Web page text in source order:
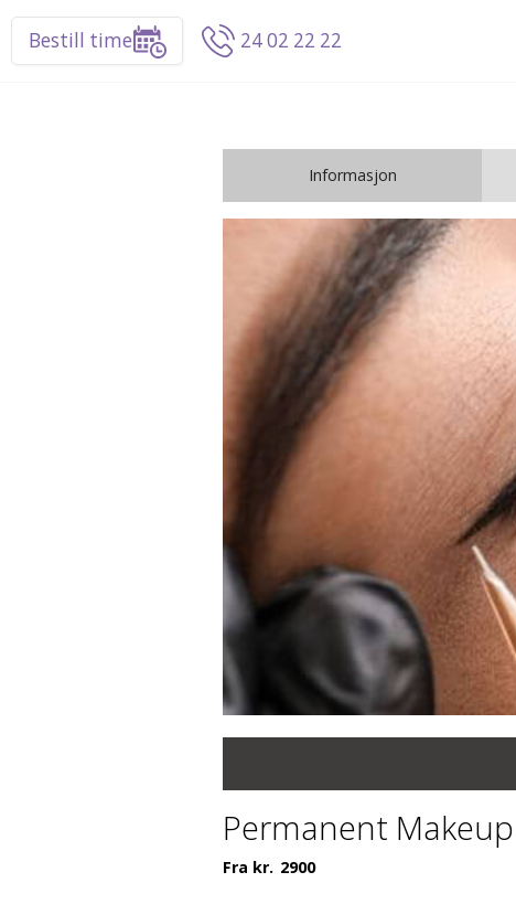
Bestill time 24 02 22 22
Informasjon
Permanent
Fra kr. 2900